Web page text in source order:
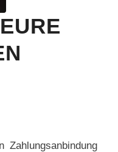
Zahlungsanbindung